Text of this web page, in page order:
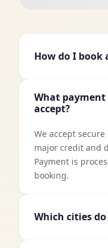
How do I book
booking form
and destination,
choose your
instant price
booking.
What
accept?
We accept
major credit and
Payment is
booking.
Which cities